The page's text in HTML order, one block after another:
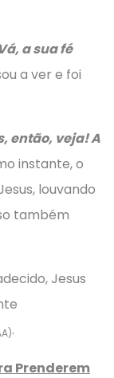
a sua fé
a ver e foi
então, veja! A
instante, o
louvando
também
Jesus
.
Prenderem